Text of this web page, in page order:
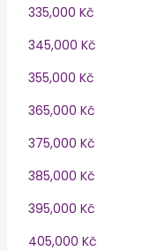
335,000 Kč
345,000 Kč
355,000 Kč
365,000 Kč
375,000 Kč
385,000 Kč
395,000 Kč
405,000 Kč